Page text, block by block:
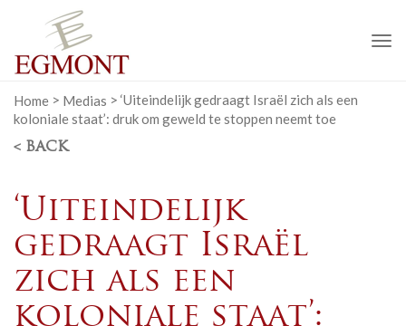
Home > Medias > ‘Uiteindelijk gedraagt Israël zich als een
koloniale staat’: druk om geweld te stoppen neemt toe
< BACK
‘Uiteindelijk
gedraagt Israël
zich als een
koloniale staat’: